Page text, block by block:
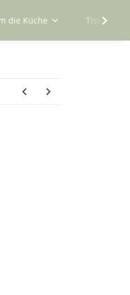
die Küche Tisch und